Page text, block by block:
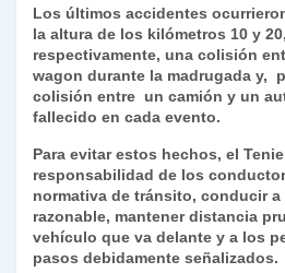
Los últimos accidentes
la altura de los kilómetros 10 y
respectivamente, una colisión
wagon durante la madrugada y,
colisión entre un camión y un
fallecido en cada evento.
Para evitar estos hechos, el
responsabilidad de los
normativa de tránsito, conducir
razonable, mantener distancia
vehículo que va delante y a los
pasos debidamente señalizados.